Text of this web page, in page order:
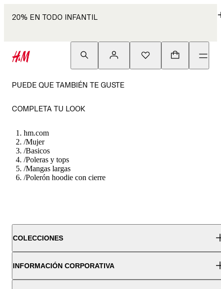
20% EN TODO INFANTIL
PUEDE QUE TAMBIÉN TE GUSTE
COMPLETA TU LOOK
hm.com
/Mujer
/Basicos
/Poleras y tops
/Mangas largas
/Polerón hoodie con cierre
COLECCIONES
INFORMACIÓN CORPORATIVA